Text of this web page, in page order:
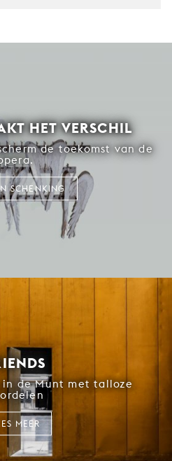
HET VERSCHIL
de toekomst van de
SCHENKING
de Munt met talloze
MEER